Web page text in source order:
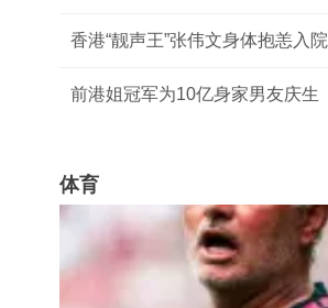
香港“靓声王”张伟文身体抱恙入院
前港姐冠军为10亿身家男友庆生
体育